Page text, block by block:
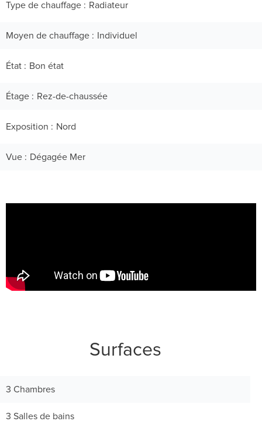
Type de chauffage Radiateur
Moyen de chauffage Individuel
État Bon état
Étage Rez-de-chaussée
Exposition Nord
Vue Dégagée Mer
Surfaces
3 Chambres
3 Salles de bains